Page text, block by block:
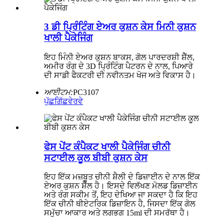
3 ਡੀ ਪ੍ਰਿੰਟਿੰਗ ਏਅਰ ਕੁਸ਼ਨ ਕੇਸ ਮਿਨੀ ਕੁਸ਼ਨ
ਖਾਲੀ ਪੈਕੇਜਿੰਗ
ਇਹ ਮਿੰਨੀ ਏਅਰ ਕੁਸ਼ਨ ਬਾਕਸ, ਗੋਲ ਪਾਰਦਰਸ਼ੀ ਸ਼ੈੱਲ,
ਅਮੀਰ ਰੰਗ ਦੇ 3D ਪ੍ਰਿੰਟਿੰਗ ਪੈਟਰਨ ਦੇ ਨਾਲ, ਪਿਆਰੇ
ਦੀ ਸਾਡੀ ਫੈਕਟਰੀ ਦੀ ਨਵੀਨਤਮ ਖੋਜ ਅਤੇ ਵਿਕਾਸ ਹੈ।
ਆਈਟਮ:PC3107
ਪੁੱਛਗਿੱਛਵੇਰਵੇ
ਫੇਸ ਪੇਂਟ ਕੰਪੈਕਟ ਖਾਲੀ ਪੈਕੇਜਿੰਗ ਚੀਨੀ
ਸਟਾਈਲ ਕੂਲ ਬੀਬੀ ਕੁਸ਼ਨ ਕੇਸ
ਇਹ ਇੱਕ ਮਜ਼ਬੂਤ ​​ਚੀਨੀ ਸ਼ੈਲੀ ਦੇ ਡਿਜ਼ਾਈਨ ਦੇ ਨਾਲ ਇੱਕ
ਏਅਰ ਕੁਸ਼ਨ ਸ਼ੈੱਲ ਹੈ। ਇਸਦੇ ਵਿਲੱਖਣ ਮੋਲਡ ਡਿਜ਼ਾਈਨ
ਅਤੇ ਰੰਗ ਸਕੀਮ ਤੋਂ, ਇਹ ਦੇਖਿਆ ਜਾ ਸਕਦਾ ਹੈ ਕਿ ਇਹ
ਇੱਕ ਚੀਨੀ ਥੀਏਟਰਿਕ ਡਿਜ਼ਾਇਨ ਹੈ, ਜਿਸਦਾ ਇੱਕ ਗੋਲ
ਸਮੁੱਚਾ ਆਕਾਰ ਅਤੇ ਲਗਭਗ 15ml ਦੀ ਸਮਰੱਥਾ ਹੈ।